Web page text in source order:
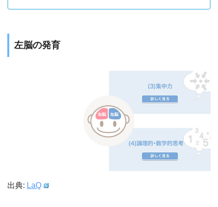
左脳の発育
出典: LaQ